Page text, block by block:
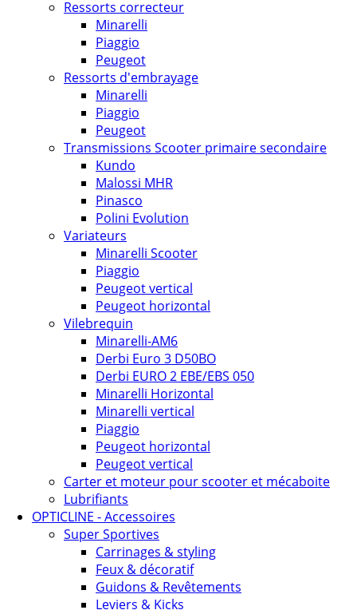
Ressorts correcteur
Minarelli
Piaggio
Peugeot
Ressorts d'embrayage
Minarelli
Piaggio
Peugeot
Transmissions Scooter primaire secondaire
Kundo
Malossi MHR
Pinasco
Polini Evolution
Variateurs
Minarelli Scooter
Piaggio
Peugeot vertical
Peugeot horizontal
Vilebrequin
Minarelli-AM6
Derbi Euro 3 D50BO
Derbi EURO 2 EBE/EBS 050
Minarelli Horizontal
Minarelli vertical
Piaggio
Peugeot horizontal
Peugeot vertical
Carter et moteur pour scooter et mécaboite
Lubrifiants
OPTICLINE - Accessoires
Super Sportives
Carrinages & styling
Feux & décoratif
Guidons & Revêtements
Leviers & Kicks